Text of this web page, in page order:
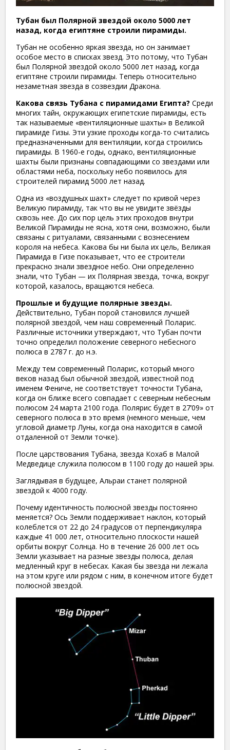
Тубан был Полярной звездой около 5000 лет
назад, когда египтяне строили пирамиды.
Тубан не особенно яркая звезда, но он занимает
особое место в списках звезд. Это потому, что Тубан
был Полярной звездой около 5000 лет назад, когда
египтяне строили пирамиды. Теперь относительно
незаметная звезда в созвездии Дракона.
Какова связь Тубана с пирамидами Египта? Среди
многих тайн, окружающих египетские пирамиды, есть
так называемые «вентиляционные шахты» в Великой
пирамиде Гизы. Эти узкие проходы когда-то считались
предназначенными для вентиляции, когда строились
пирамиды. В 1960-е годы, однако, вентиляционные
шахты были признаны совпадающими со звездами или
областями неба, поскольку небо появилось для
строителей пирамид 5000 лет назад.
Одна из «воздушных шахт» следует по кривой через
Великую пирамиду, так что вы не увидите звёзды
сквозь нее. До сих пор цель этих проходов внутри
Великой Пирамиды не ясна, хотя они, возможно, были
связаны с ритуалами, связанными с вознесением
короля на небеса. Какова бы ни была их цель, Великая
Пирамида в Гизе показывает, что ее строители
прекрасно знали звездное небо. Они определенно
знали, что Тубан — их Полярная звезда, точка, вокруг
которой, казалось, вращаются небеса.
Прошлые и будущие полярные звезды.
Действительно, Тубан порой становился лучшей
полярной звездой, чем наш современный Поларис.
Различные источники утверждают, что Тубан почти
точно определил положение северного небесного
полюса в 2787 г. до н.э.
Между тем современный Поларис, который много
веков назад был обычной звездой, известной под
именем Фениче, не соответствует точности Тубана,
когда он ближе всего совпадает с северным небесным
полюсом 24 марта 2100 года. Полярис будет в 27’09» от
северного полюса в это время (немного меньше, чем
угловой диаметр Луны, когда она находится в самой
отдаленной от Земли точке).
После царствования Тубана, звезда Кохаб в Малой
Медведице служила полюсом в 1100 году до нашей эры.
Заглядывая в будущее, Альраи станет полярной
звездой к 4000 году.
Почему идентичность полюсной звезды постоянно
меняется? Ось Земли поддерживает наклон, который
колеблется от 22 до 24 градусов от перпендикуляра
каждые 41 000 лет, относительно плоскости нашей
орбиты вокруг Солнца. Но в течение 26 000 лет ось
Земли указывает на разные звезды полюса, делая
медленный круг в небесах. Какая бы звезда ни лежала
на этом круге или рядом с ним, в конечном итоге будет
полюсной звездой.